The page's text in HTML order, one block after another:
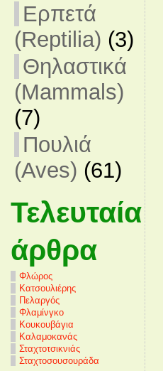
Ερπετά
(Reptilia) (3)
Θηλαστικά
(Mammals)
(7)
Πουλιά
(Aves) (61)
Τελευταία
άρθρα
Φλώρος
Κατσουλιέρης
Πελαργός
Φλαμίνγκο
Κουκουβάγια
Καλαμοκανάς
Σταχτοτσικνιάς
Σταχτοσουσουράδα